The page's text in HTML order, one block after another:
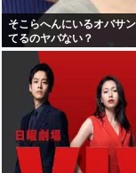
そこらへんにいるオバサ
てるのヤバない？